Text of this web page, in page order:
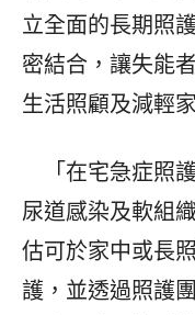
立全面的長期照
密結合，讓失能
生活照顧及減輕
「在宅急症照
尿道感染及軟組
估可於家中或長
護，並透過照護